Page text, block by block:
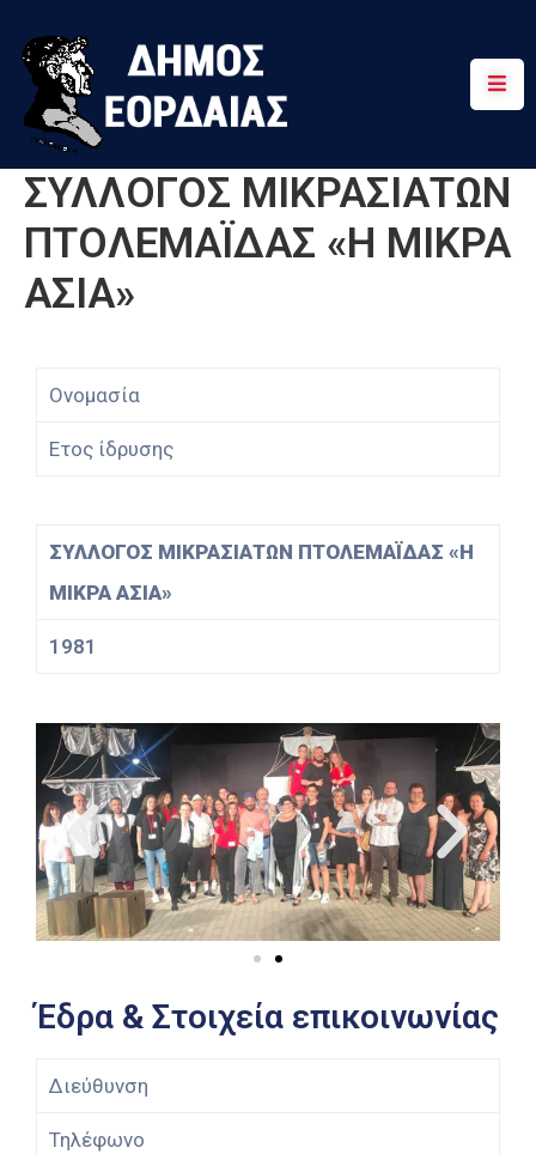
Αρχική
Πτολεμαΐδα
Κοινότητες
ΣΥΛΛΟΓΟΣ ΜΙΚΡΑΣΙΑΤΩΝ
ΠΤΟΛΕΜΑΪΔΑΣ «Η ΜΙΚΡΑ
ΑΣΙΑ»
Ονομασία
Ετος ίδρυσης
ΣΥΛΛΟΓΟΣ ΜΙΚΡΑΣΙΑΤΩΝ ΠΤΟΛΕΜΑΪΔΑΣ «Η
ΜΙΚΡΑ ΑΣΙΑ»
1981
Έδρα & Στοιχεία επικοινωνίας
Διεύθυνση
Τηλέφωνο